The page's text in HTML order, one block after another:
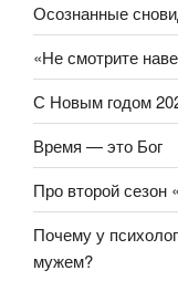
Осознанные
«Не смотрите
С Новым годом
Время — это Бог
Про второй сезон
Почему у
мужем?